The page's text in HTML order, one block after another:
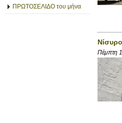
ΠΡΩΤΟΣΕΛΙΔΟ του μήνα
Πέμπτη